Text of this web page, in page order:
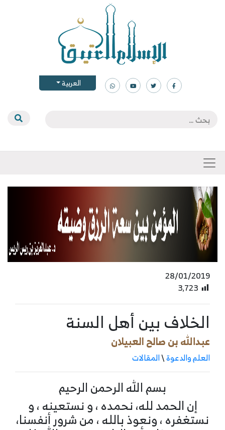
العربية
28/01/2019
3٬723
الخلاف بين أهل السنة
عبدالله بن صالح العبيلان
العلم والدعوة\المقالات
بسم الله الرحمن الرحيم
إن الحمد لله، نحمده ، و نستعينه ، و
نستغفره ، ونعوذ بالله ، من شرور أنفسنا،